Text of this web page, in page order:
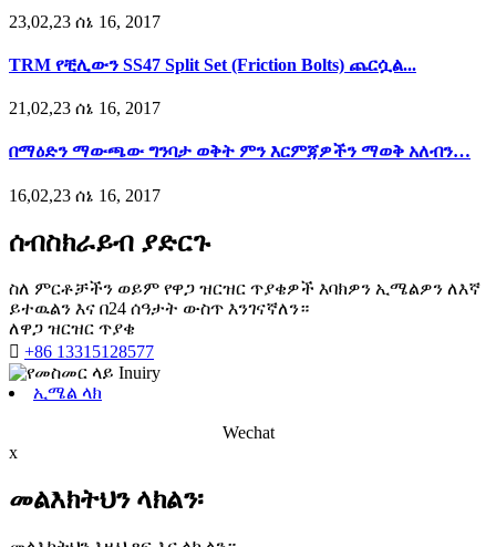
23,02,23 ሰኔ 16, 2017
TRM የቺሊውን SS47 Split Set (Friction Bolts) ጨርሷል...
21,02,23 ሰኔ 16, 2017
በማዕድን ማውጫው ግንባታ ወቅት ምን እርምጃዎችን ማወቅ አለብን…
16,02,23 ሰኔ 16, 2017
ሰብስክራይብ ያድርጉ
ስለ ምርቶቻችን ወይም የዋጋ ዝርዝር ጥያቄዎች እባክዎን ኢሜልዎን ለእኛ
ይተዉልን እና በ24 ሰዓታት ውስጥ እንገናኛለን።
ለዋጋ ዝርዝር ጥያቄ
 +86 13315128577
ኢሜል ላክ
Wechat
x
መልእክትህን ላክልን፡